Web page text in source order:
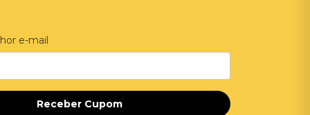
e-mail
Receber Cupom